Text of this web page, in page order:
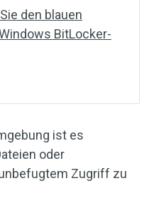
den blauen
BitLocker-
ist es
oder
Zugriff zu